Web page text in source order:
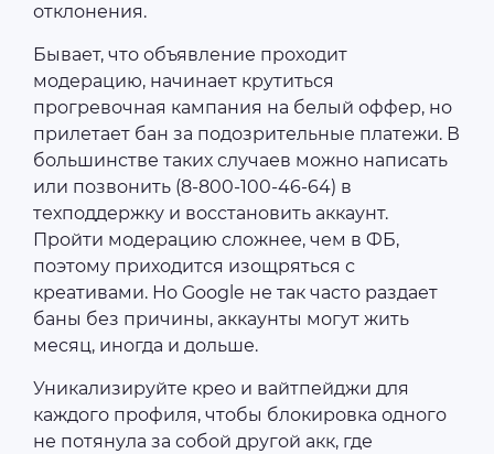
отклонения.
Бывает, что объявление проходит
модерацию, начинает крутиться
прогревочная кампания на белый оффер, но
прилетает бан за подозрительные платежи. В
большинстве таких случаев можно написать
или позвонить (8-800-100-46-64) в
техподдержку и восстановить аккаунт.
Пройти модерацию сложнее, чем в ФБ,
поэтому приходится изощряться с
креативами. Но Google не так часто раздает
баны без причины, аккаунты могут жить
месяц, иногда и дольше.
Уникализируйте крео и вайтпейджи для
каждого профиля, чтобы блокировка одного
не потянула за собой другой акк, где